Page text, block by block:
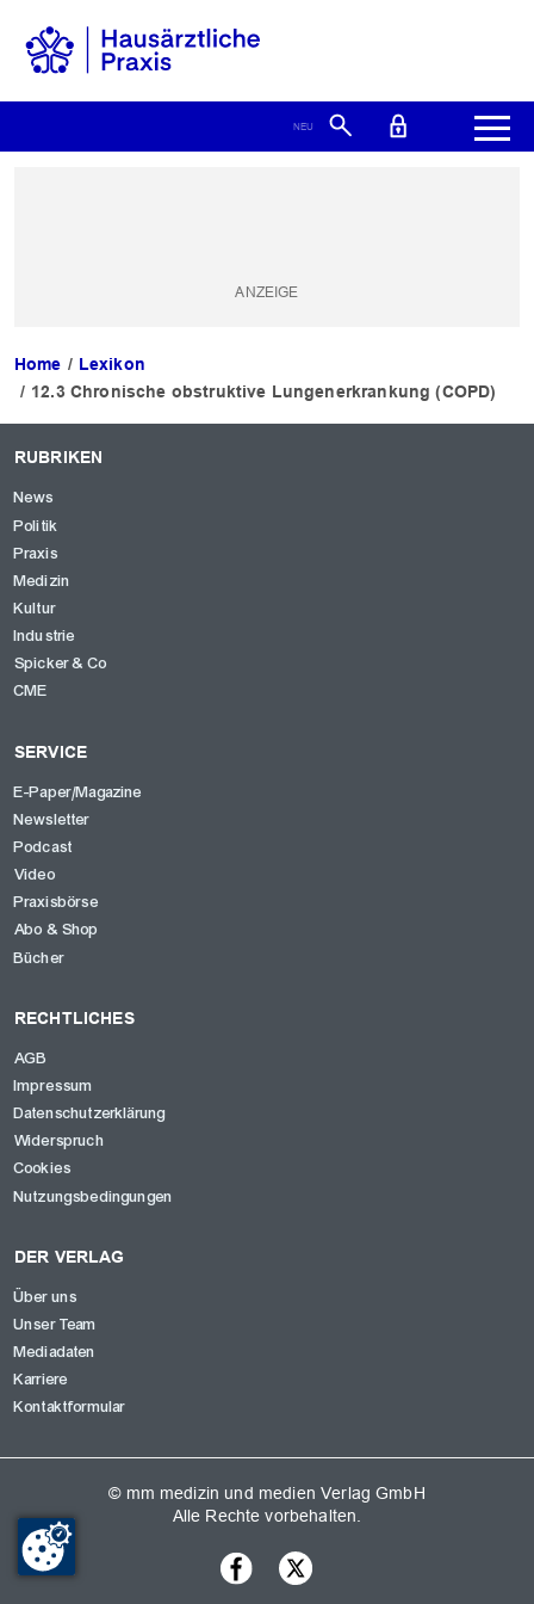
Home
Lexikon
12.3 Chronische obstruktive Lungenerkrankung (COPD)
RUBRIKEN
News
Politik
Praxis
Medizin
Kultur
Industrie
Spicker & Co
CME
SERVICE
E-Paper/Magazine
Newsletter
Podcast
Video
Praxisbörse
Abo & Shop
Bücher
RECHTLICHES
AGB
Impressum
Datenschutzerklärung
Widerspruch
Cookies
Nutzungsbedingungen
DER VERLAG
Über uns
Unser Team
Mediadaten
Karriere
Kontaktformular
© mm medizin und medien Verlag GmbH
Alle Rechte vorbehalten.